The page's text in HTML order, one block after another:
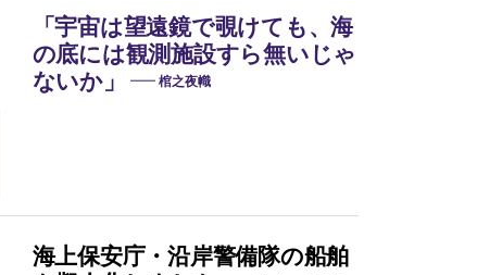
「宇宙は望遠鏡で覗けても、海
の底には観測施設すら無いじゃ
ないか」
棺之夜幟
海上保安庁・沿岸警備隊の船舶